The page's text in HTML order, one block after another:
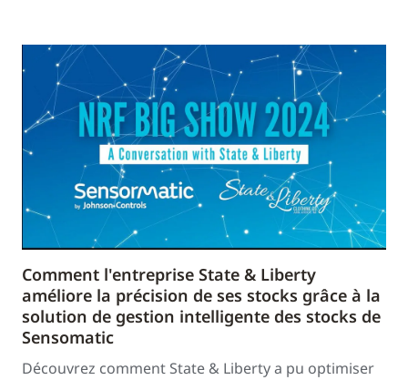
Comment l'entreprise State & Liberty
améliore la précision de ses stocks grâce à la
solution de gestion intelligente des stocks de
Sensomatic
Découvrez comment State & Liberty a pu optimiser